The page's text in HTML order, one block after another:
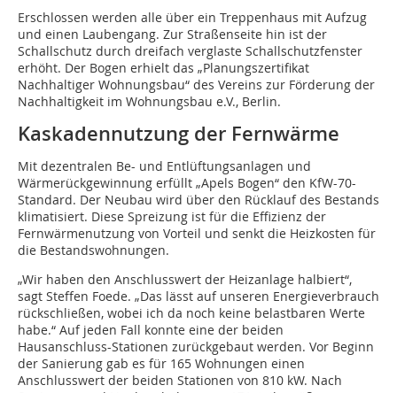
Erschlossen werden alle über ein Treppenhaus mit Aufzug
und einen Laubengang. Zur Straßenseite hin ist der
Schallschutz durch dreifach verglaste Schallschutzfenster
erhöht. Der Bogen erhielt das „Planungszertifikat
Nachhaltiger Wohnungsbau“ des Vereins zur Förderung der
Nachhaltigkeit im Wohnungsbau e.V., Berlin.
Kaskadennutzung der Fernwärme
Mit dezentralen Be- und Entlüftungsanlagen und
Wärmerückgewinnung erfüllt „Apels Bogen“ den KfW-70-
Standard. Der Neubau wird über den Rücklauf des Bestands
klimatisiert. Diese Spreizung ist für die Effizienz der
Fernwärmenutzung von Vorteil und senkt die Heizkosten für
die Bestandswohnungen.
„Wir haben den Anschlusswert der Heizanlage halbiert“,
sagt Steffen Foede. „Das lässt auf unseren Energieverbrauch
rückschließen, wobei ich da noch keine belastbaren Werte
habe.“ Auf jeden Fall konnte eine der beiden
Hausanschluss-Stationen zurückgebaut werden. Vor Beginn
der Sanierung gab es für 165 Wohnungen einen
Anschlusswert der beiden Stationen von 810 kW. Nach